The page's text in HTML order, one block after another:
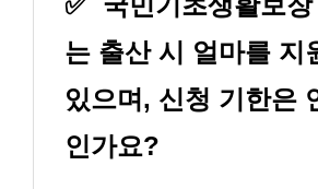
는 출산 시 얼마를 지
있으며, 신청 기한은
인가요?